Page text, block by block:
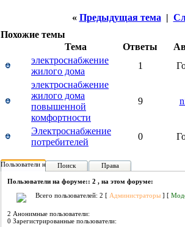
« Предыдущая тема |
Похожие темы
Тема
Ответы
электроснабжение
жилого дома
1
электроснабжение
жилого дома
повышенной
комфортности
9
Электроснабжение
потребителей
0
Пользователи на форуме:
Поиск Права
Пользователи на форуме:: 2 , на этом форуме:
Всего пользователей: 2 [ Администраторы ] [
2 Анонимные пользователи:
0 Зарегистрированные пользователи: